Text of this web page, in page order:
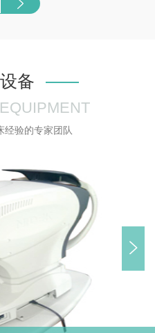
中国非公立医疗机构协会眼科专业委
家组专家
黑龙江省医促会眼视光学与眼健康管
理分会主任委员
黑龙江省视光技术协会副秘书长
黑龙江省近视防控办公室培训部部长
哈尔滨市博士眼视光技术研究中心名
哈尔滨市博士眼视光技术研究中心学
《中国视光师杂志》副主编
备
经验的专家团队